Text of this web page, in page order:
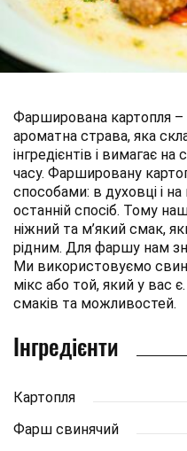
Фарширована картопля
ароматна страва, яка
інгредієнтів і вимагає
часу. Фаршировану
способами: в духовці і
останній спосіб. Тому
ніжний та м’який смак,
рідним. Для фаршу нам
Ми використовуємо
мікс або той, який у вас
смаків та можливостей.
Інгредієнти
Картопля
Фарш свинячий